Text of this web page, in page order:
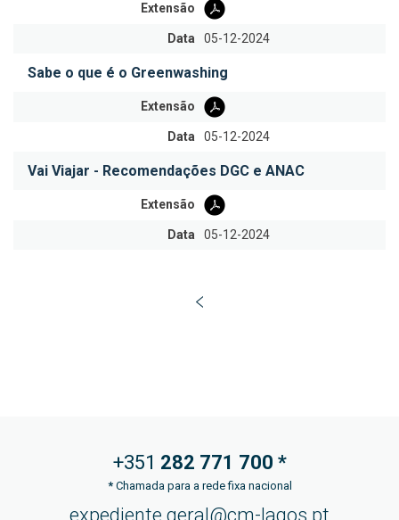
Extensão
Data 05-12-2024
Sabe o que é o Greenwashing
Extensão
Data 05-12-2024
Vai Viajar - Recomendações DGC e ANAC
Extensão
Data 05-12-2024
+351 282 771 700 *
*Chamada para a rede fixa nacional
expediente.geral@cm-lagos.pt